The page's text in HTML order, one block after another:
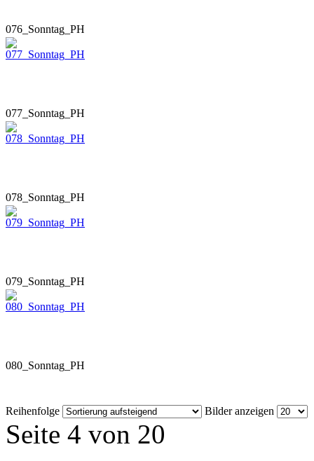
076_Sonntag_PH
077_Sonntag_PH
078_Sonntag_PH
079_Sonntag_PH
080_Sonntag_PH
Reihenfolge Bilder anzeigen
Seite 4 von 20